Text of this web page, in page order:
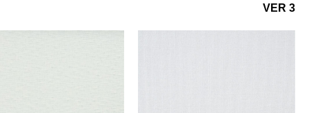
VER 3